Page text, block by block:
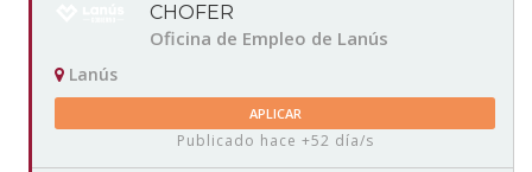
CHOFER
Oficina de Empleo de Lanús
Lanús
APLICAR
Publicado hace +52 día/s